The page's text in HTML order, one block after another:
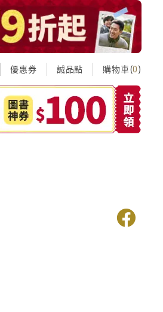
優惠券 誠品點 購物車(0)